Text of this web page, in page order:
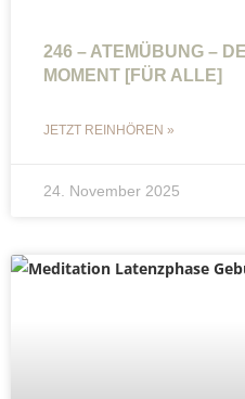
246 – ATEMÜBUNG –
MOMENT [FÜR ALLE]
JETZT REINHÖREN »
24. November 2025